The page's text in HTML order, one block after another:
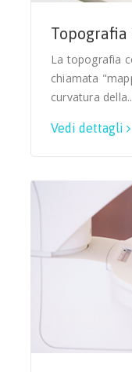
Topografia
La topografia
chiamata
curvatura
Vedi dettagli